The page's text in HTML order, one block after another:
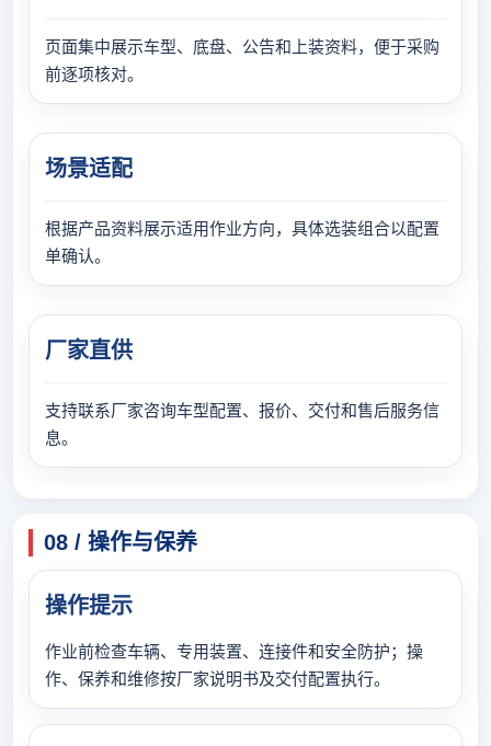
页面集中展示车型、底盘、公告和上装资料，便于采购
前逐项核对。
场景适配
根据产品资料展示适用作业方向，具体选装组合以配置
单确认。
厂家直供
支持联系厂家咨询车型配置、报价、交付和售后服务信
息。
08 / 操作与保养
操作提示
作业前检查车辆、专用装置、连接件和安全防护；操
作、保养和维修按厂家说明书及交付配置执行。